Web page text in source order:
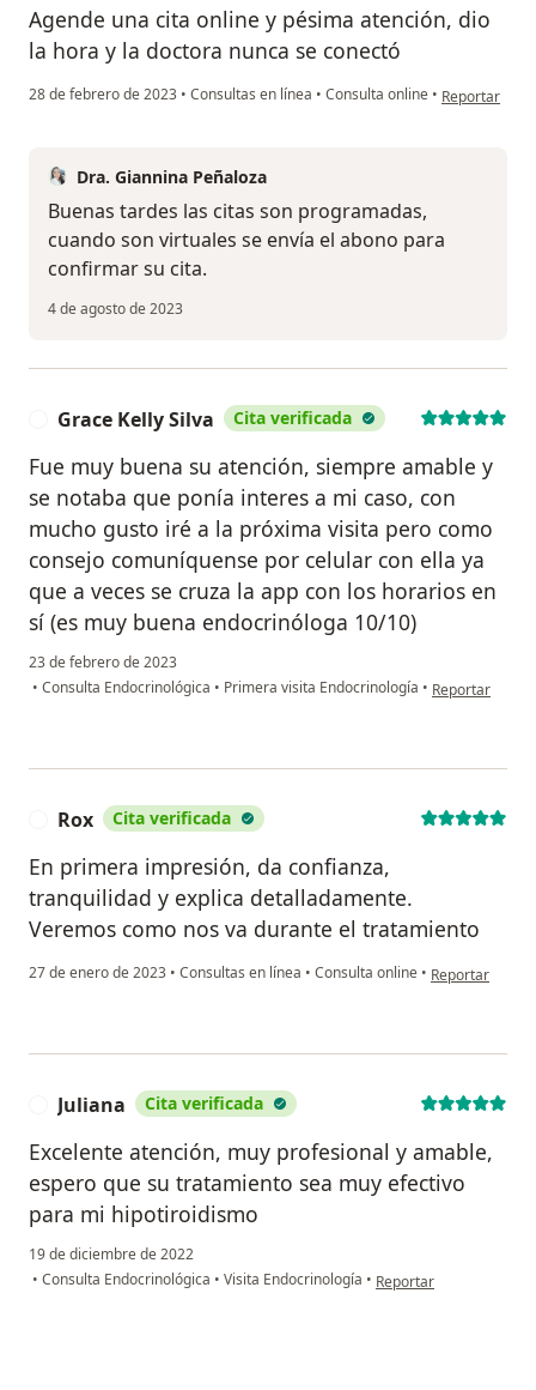
Agende una cita online y pésima atención, dio
la hora y la doctora nunca se conectó
28 de febrero de 2023 • Consultas en línea • Consulta online • en opinión
Reportar
Dra. Giannina Peñaloza
Buenas tardes las citas son programadas,
cuando son virtuales se envía el abono para
confirmar su cita.
4 de agosto de 2023
Grace Kelly Silva Cita verificada
Fue muy buena su atención, siempre amable y
se notaba que ponía interes a mi caso, con
mucho gusto iré a la próxima visita pero como
consejo comuníquense por celular con ella ya
que a veces se cruza la app con los horarios en
sí (es muy buena endocrinóloga 10/10)
23 de febrero de 2023
• Consulta Endocrinológica • Primera visita Endocrinología • en opinión del
Reportar
Rox Cita verificada
En primera impresión, da confianza,
tranquilidad y explica detalladamente.
Veremos como nos va durante el tratamiento
27 de enero de 2023 • Consultas en línea • Consulta online • en opinión del
Reportar
Juliana Cita verificada
Excelente atención, muy profesional y amable,
espero que su tratamiento sea muy efectivo
para mi hipotiroidismo
19 de diciembre de 2022
• Consulta Endocrinológica • Visita Endocrinología • en opinión del usuario
Reportar